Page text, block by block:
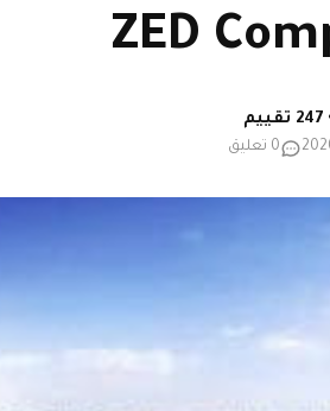
0 تعليق